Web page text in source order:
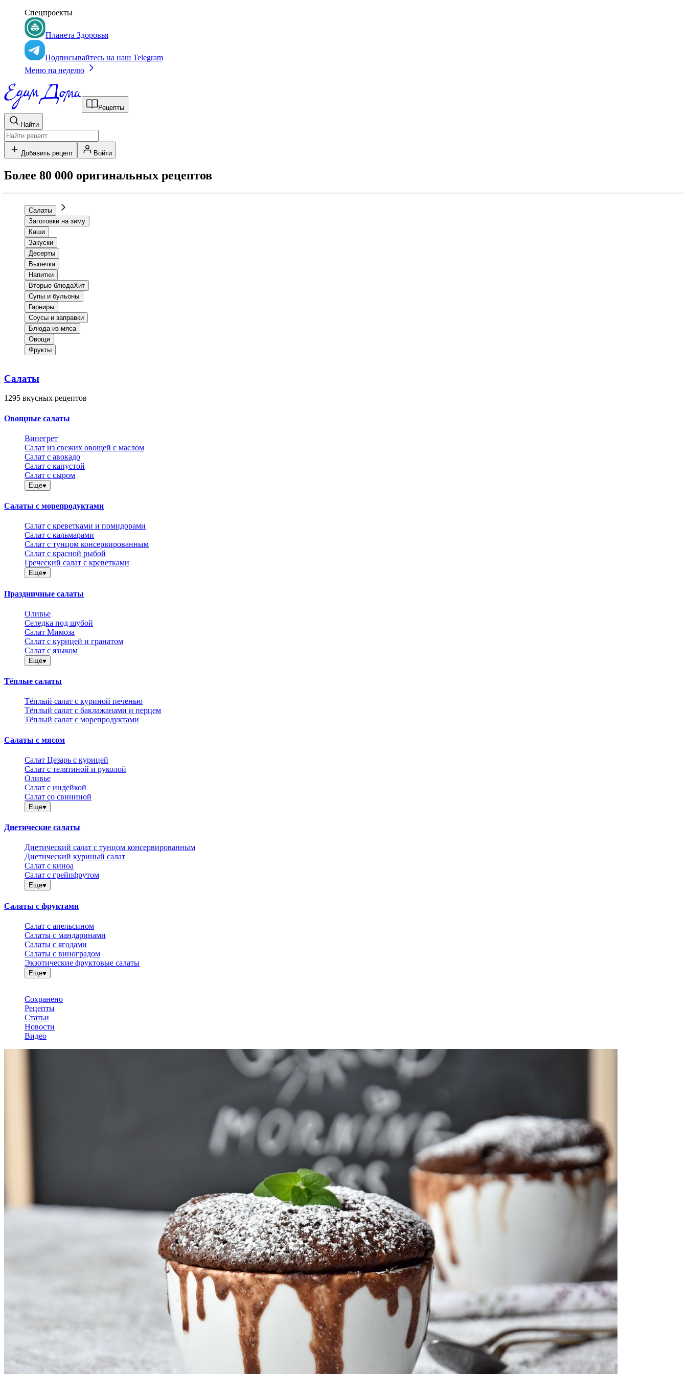
Спецпроекты
Планета Здоровья
Подписывайтесь на наш Telegram
Меню на неделю
Рецепты
Найти
Добавить рецепт Войти
Более 80 000 оригинальных рецептов
Салаты
Заготовки на зиму
Каши
Закуски
Десерты
Выпечка
Напитки
Вторые блюдаХит
Супы и бульоны
Гарниры
Соусы и заправки
Блюда из мяса
Овощи
Фрукты
Салаты
1295 вкусных рецептов
Овощные салаты
Винегрет
Салат из свежих овощей с маслом
Салат с авокадо
Салат с капустой
Салат с сыром
Еще
Салаты с морепродуктами
Салат с креветками и помидорами
Салат с кальмарами
Салат с тунцом консервированным
Салат с красной рыбой
Греческий салат с креветками
Еще
Праздничные салаты
Оливье
Селедка под шубой
Салат Мимоза
Салат с курицей и гранатом
Салат с языком
Еще
Тёплые салаты
Тёплый салат с куриной печенью
Тёплый салат с баклажанами и перцем
Тёплый салат с морепродуктами
Салаты с мясом
Салат Цезарь с курицей
Салат с телятиной и руколой
Оливье
Салат с индейкой
Салат со свининой
Еще
Диетические салаты
Диетический салат с тунцом консервированным
Диетический куриный салат
Салат с киноа
Салат с грейпфрутом
Еще
Салаты с фруктами
Салат с апельсином
Салаты с мандаринами
Салаты с ягодами
Салаты с виноградом
Экзотические фруктовые салаты
Еще
Сохранено
Рецепты
Статьи
Новости
Видео